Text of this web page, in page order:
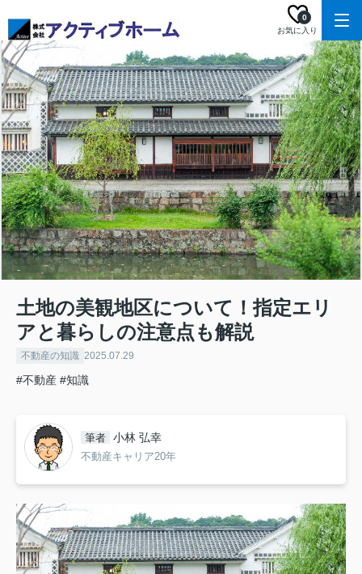
お気に入り
0
土地の美観地区について！指定エリ
アと暮らしの注意点も解説
不動産の知識 2025.07.29
#不動産 #知識
筆者 小林 弘幸
不動産キャリア20年